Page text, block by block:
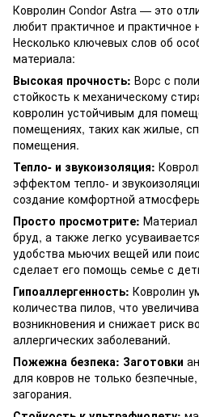
Ковролин Condor Astra — это
любит практичное и практичное
Несколько ключевых слов об
материала:
Высокая прочность: Ворс с
стойкость к механическому
ковролин устойчивым для
помещениях, таких как жилые,
помещения.
Тепло- и звукоизоляция:
эффектом тепло- и
создание комфортной
Просто просмотрите: Материал
бруд, а также легко
удобства мьючих вещей или
сделает его помощь семье с
Гипоаллергенность: Ковролин
количества пилов, что
возникновения и снижает риск
аллергических заболеваний.
Пожежна безпека: Заготовки
для ковров не только
загорания.